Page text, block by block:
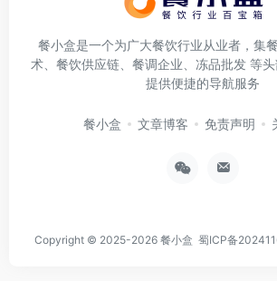
餐小盒是一个为广大餐饮行业从业者，集
术、餐饮供应链、餐调企业、冻品批发 等
提供便捷的导航服务
餐小盒 文章博客 免责声明
Copyright © 2025-2026 餐小盒 蜀ICP备